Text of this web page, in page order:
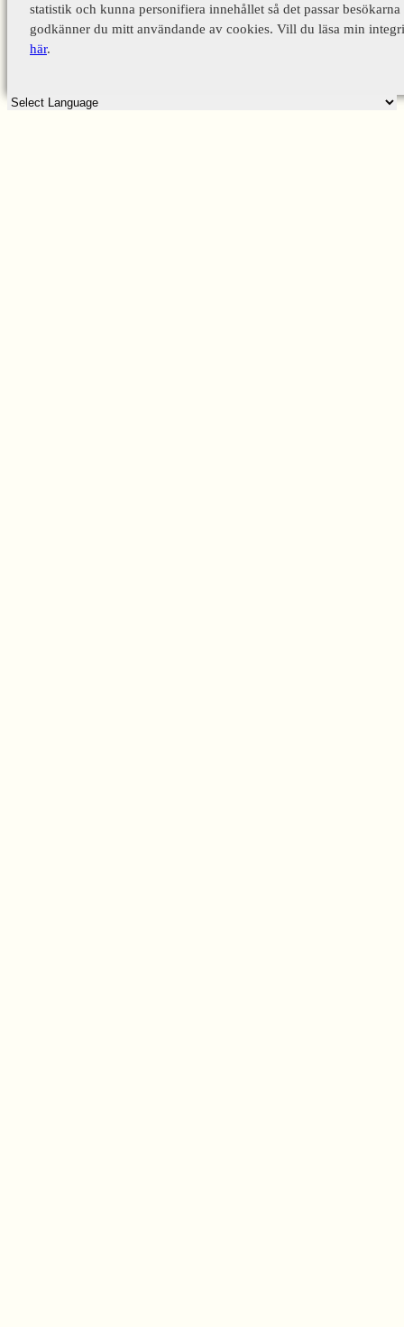
statistik och kunna personifiera innehållet så det passar
godkänner du mitt användande av cookies. Vill du läsa min
här.